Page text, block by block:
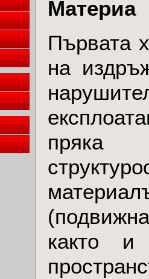
Материа
Първата
на
както и